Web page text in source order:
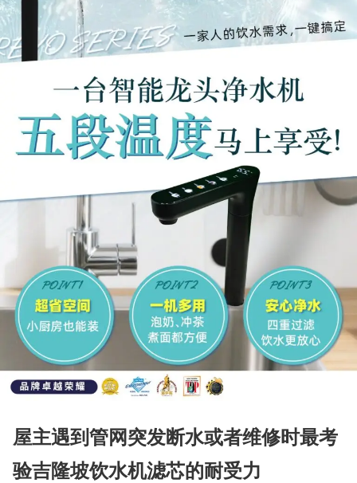
屋主遇到管网突发断水或者维修时最考
验吉隆坡饮水机滤芯的耐受力